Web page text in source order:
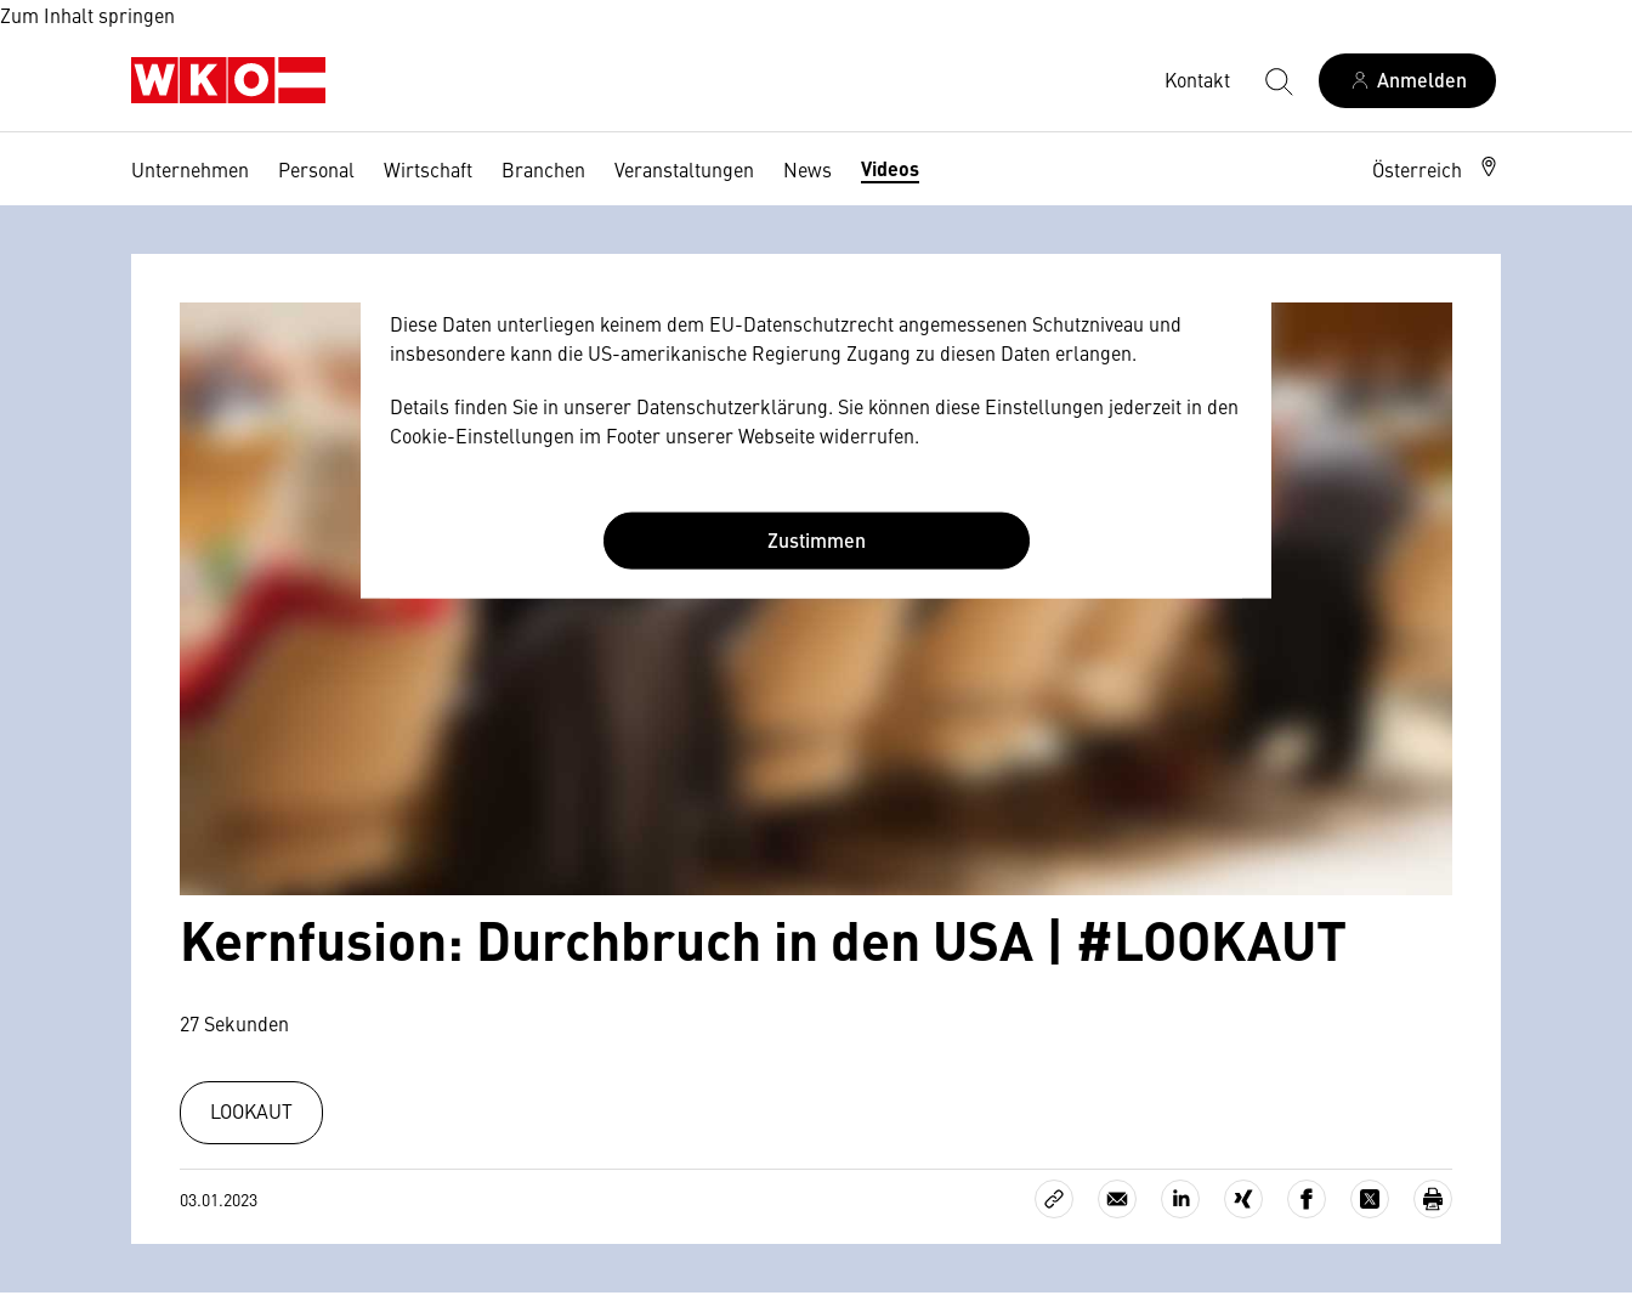
Zum Inhalt springen
Kontakt Anmelden
Unternehmen Personal Wirtschaft Branchen Veranstaltungen News Videos Österreich
Wir benötigen Ihre Zustimmung
Diese Daten unterliegen keinem dem EU-Datenschutzrecht angemessenen Schutzniveau und
insbesondere kann die US-amerikanische Regierung Zugang zu diesen Daten erlangen.
Details finden Sie in unserer Datenschutzerklärung. Sie können diese Einstellungen jederzeit in den
Cookie-Einstellungen im Footer unserer Webseite widerrufen.
Zustimmen
Kernfusion: Durchbruch in den USA | #LOOKAUT
27 Sekunden
LOOKAUT
03.01.2023